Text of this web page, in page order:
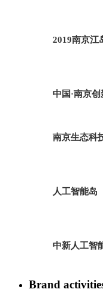
2019南京江
中国·南京
南京生态科
人工智能岛
中新人工智
Brand